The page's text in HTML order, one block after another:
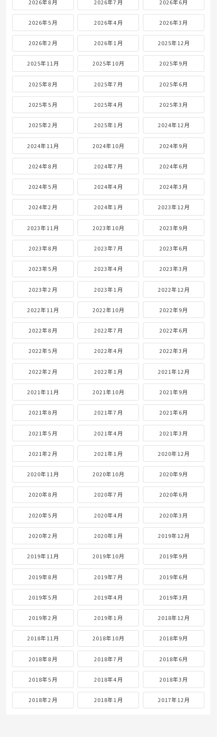
2026年8月 2026年7月 2026年6月
2026年5月 2026年4月 2026年3月
2026年2月 2026年1月 2025年12月
2025年11月 2025年10月 2025年9月
2025年8月 2025年7月 2025年6月
2025年5月 2025年4月 2025年3月
2025年2月 2025年1月 2024年12月
2024年11月 2024年10月 2024年9月
2024年8月 2024年7月 2024年6月
2024年5月 2024年4月 2024年3月
2024年2月 2024年1月 2023年12月
2023年11月 2023年10月 2023年9月
2023年8月 2023年7月 2023年6月
2023年5月 2023年4月 2023年3月
2023年2月 2023年1月 2022年12月
2022年11月 2022年10月 2022年9月
2022年8月 2022年7月 2022年6月
2022年5月 2022年4月 2022年3月
2022年2月 2022年1月 2021年12月
2021年11月 2021年10月 2021年9月
2021年8月 2021年7月 2021年6月
2021年5月 2021年4月 2021年3月
2021年2月 2021年1月 2020年12月
2020年11月 2020年10月 2020年9月
2020年8月 2020年7月 2020年6月
2020年5月 2020年4月 2020年3月
2020年2月 2020年1月 2019年12月
2019年11月 2019年10月 2019年9月
2019年8月 2019年7月 2019年6月
2019年5月 2019年4月 2019年3月
2019年2月 2019年1月 2018年12月
2018年11月 2018年10月 2018年9月
2018年8月 2018年7月 2018年6月
2018年5月 2018年4月 2018年3月
2018年2月 2018年1月 2017年12月